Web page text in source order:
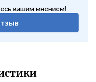
вашим мнением!